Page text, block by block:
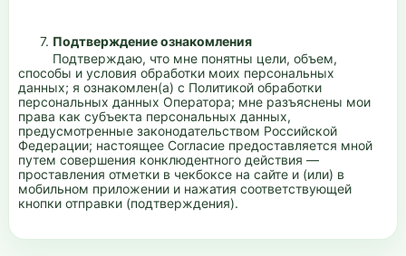
7. Подтверждение ознакомления
Подтверждаю, что мне понятны цели, объем,
способы и условия обработки моих персональных
данных; я ознакомлен(а) с Политикой обработки
персональных данных Оператора; мне разъяснены мои
права как субъекта персональных данных,
предусмотренные законодательством Российской
Федерации; настоящее Согласие предоставляется мной
путем совершения конклюдентного действия —
проставления отметки в чекбоксе на сайте и (или) в
мобильном приложении и нажатия соответствующей
кнопки отправки (подтверждения).